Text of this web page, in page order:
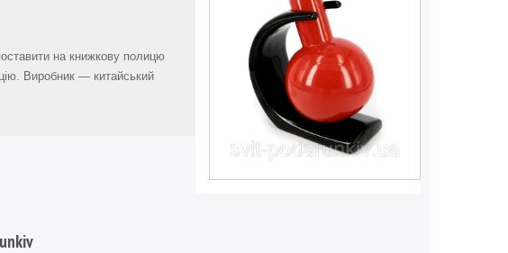
на книжкову полицю
Виробник — китайський